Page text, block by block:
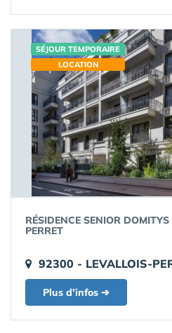
SÉJOUR TEMPORAIRE
LOCATION
RÉSIDENCE SENIOR
PERRET
92300 - LEVALLOIS-
Plus d'infos ➔